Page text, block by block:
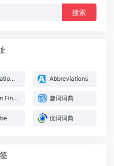
Abbreviation Finder Abbreviations
Acronym Finder 趣词词典
优词词典